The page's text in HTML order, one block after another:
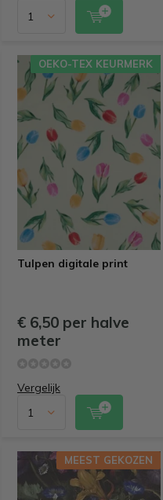
Tulpen digitale print
OEKO-TEX KEURMERK
€ 6,50 per halve
meter
Vergelijk
MEEST GEKOZEN